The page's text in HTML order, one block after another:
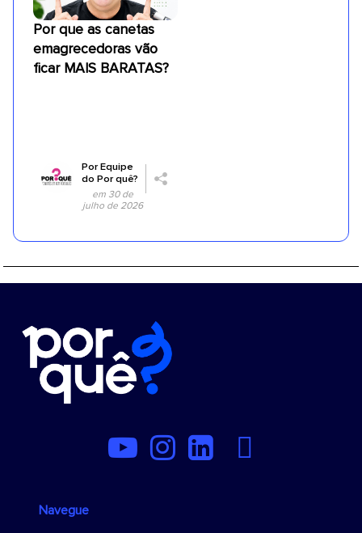
Por que as canetas
emagrecedoras vão
ficar MAIS BARATAS?
PorEquipe
do Por quê?
em 30 de
julho de 2026
Navegue